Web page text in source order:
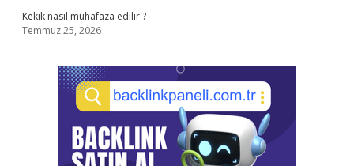
Kekik nasıl muhafaza edilir ?
Temmuz 25, 2026